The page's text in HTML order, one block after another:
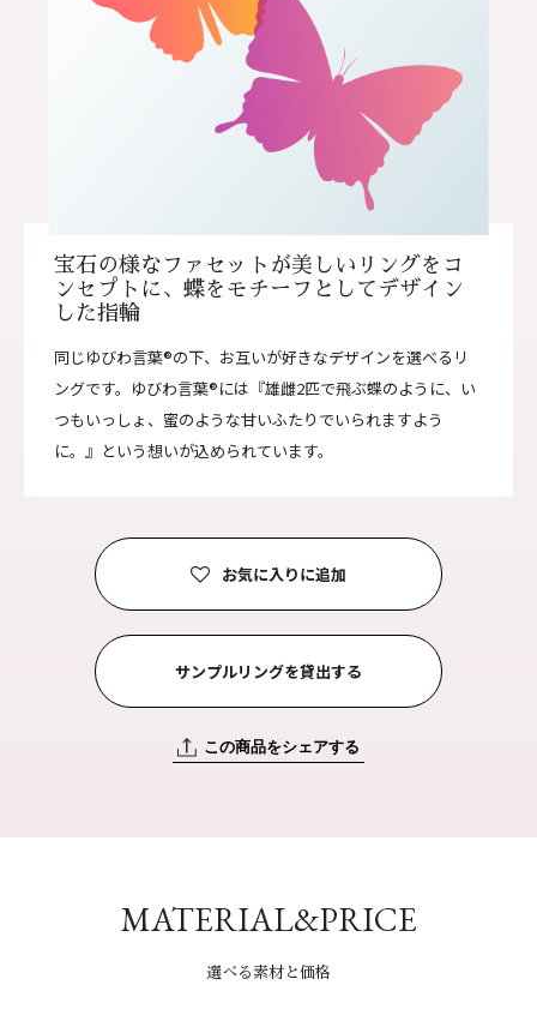
宝石の様なファセットが美しいリングをコ
ンセプトに、蝶をモチーフとしてデザイン
した指輪
同じゆびわ言葉®の下、お互いが好きなデザインを選べるリ
ングです。ゆびわ言葉®には『雄雌2匹で飛ぶ蝶のように、い
つもいっしょ、蜜のような甘いふたりでいられますよう
に。』という想いが込められています。
お気に入りに追加
サンプルリングを貸出する
この商品をシェアする
MATERIAL&PRICE
選べる素材と価格